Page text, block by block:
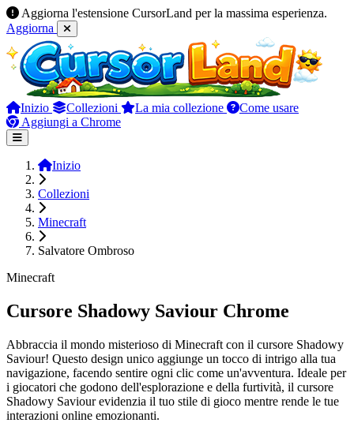
Aggiorna l'estensione CursorLand per la massima esperienza.
Aggiorna
Inizio Collezioni La mia collezione
Come usare
Aggiungi a Chrome
Inizio
Collezioni
Minecraft
Salvatore Ombroso
Minecraft
Cursore Shadowy Saviour Chrome
Abbraccia il mondo misterioso di Minecraft con il cursore Shadowy
Saviour! Questo design unico aggiunge un tocco di intrigo alla tua
navigazione, facendo sentire ogni clic come un'avventura. Ideale per
i giocatori che godono dell'esplorazione e della furtività, il cursore
Shadowy Saviour evidenzia il tuo stile di gioco mentre rende le tue
interazioni online emozionanti.